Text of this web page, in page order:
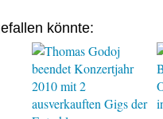
könnte: